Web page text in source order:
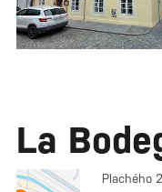
La
Plachého